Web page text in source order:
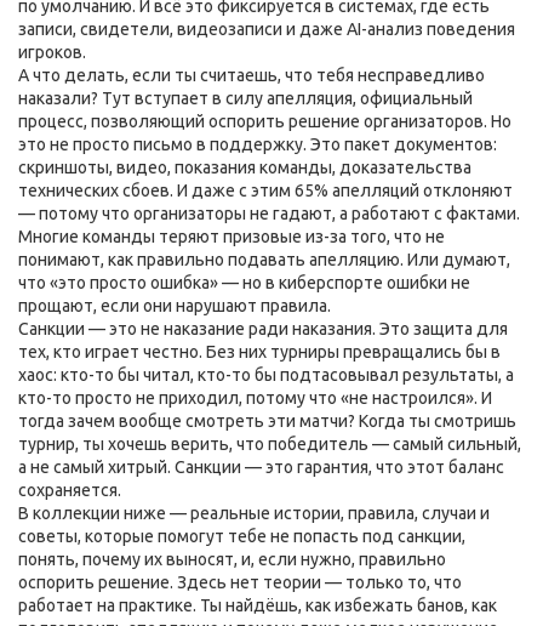
по умолчанию. И всё это фиксируется в системах, где есть
записи, свидетели, видеозаписи и даже AI-анализ поведения
игроков.
А что делать, если ты считаешь, что тебя несправедливо
наказали? Тут вступает в силуапелляция, официальный
процесс, позволяющий оспорить решение организаторов. Но
это не просто письмо в поддержку. Это пакет документов:
скриншоты, видео, показания команды, доказательства
технических сбоев. И даже с этим 65% апелляций отклоняют
— потому что организаторы не гадают, а работают с фактами.
Многие команды теряют призовые из-за того, что не
понимают, как правильно подавать апелляцию. Или думают,
что «это просто ошибка» — но в киберспорте ошибки не
прощают, если они нарушают правила.
Санкции — это не наказание ради наказания. Это защита для
тех, кто играет честно. Без них турниры превращались бы в
хаос: кто-то бы читал, кто-то бы подтасовывал результаты, а
кто-то просто не приходил, потому что «не настроился». И
тогда зачем вообще смотреть эти матчи? Когда ты смотришь
турнир, ты хочешь верить, что победитель — самый сильный,
а не самый хитрый. Санкции — это гарантия, что этот баланс
сохраняется.
В коллекции ниже — реальные истории, правила, случаи и
советы, которые помогут тебе не попасть под санкции,
понять, почему их выносят, и, если нужно, правильно
оспорить решение. Здесь нет теории — только то, что
работает на практике. Ты найдёшь, как избежать банов, как